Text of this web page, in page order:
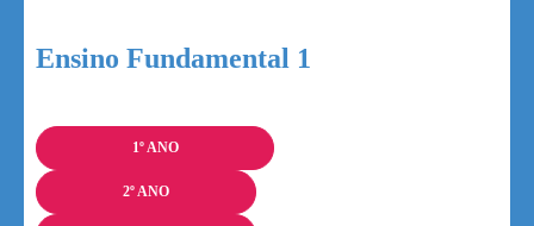
Ensino Fundamental 1
1º ANO
2º ANO